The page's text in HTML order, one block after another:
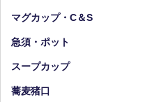
マグカップ・C＆S
急須・ポット
スープカップ
蕎麦猪口